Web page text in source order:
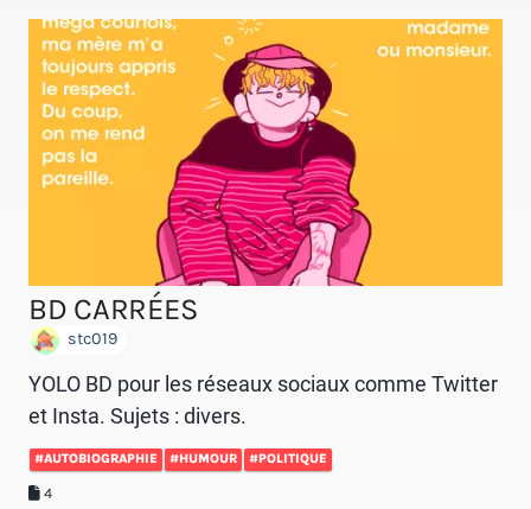
BD CARRÉES
stc019
YOLO BD pour les réseaux sociaux comme Twitter
et Insta. Sujets : divers.
#AUTOBIOGRAPHIE #HUMOUR #POLITIQUE
4